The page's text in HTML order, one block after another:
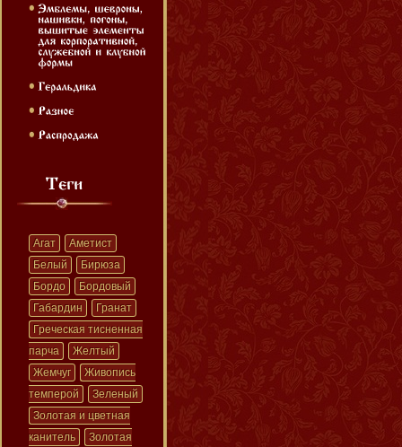
Агат
Аметист
Белый
Бирюза
Бордо
Бордовый
Габардин
Гранат
Греческая тисненная
парча
Желтый
Жемчуг
Живопись
темперой
Зеленый
Золотая и цветная
канитель
Золотая